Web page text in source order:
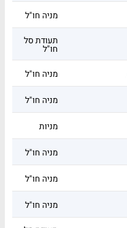
מניה חו"ל
תעודת סל
חו"ל
מניה חו"ל
מניה חו"ל
מניות
מניה חו"ל
מניה חו"ל
מניה חו"ל